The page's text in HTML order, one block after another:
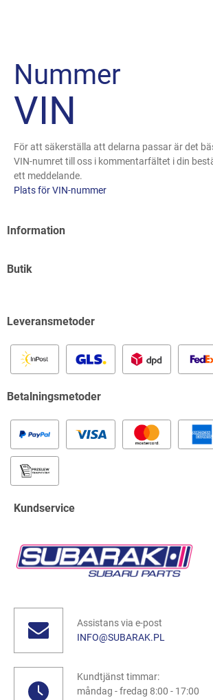
Nummer
VIN
För att säkerställa att delarna passar är det
VIN-numret till oss i kommentarfältet i din
ett meddelande.
Plats för VIN-nummer
Information
Butik
Leveransmetoder
Betalningsmetoder
Kundservice
Assistans via e-post
INFO@SUBARAK.PL
Kundtjänst timmar:
måndag - fredag 8:00 - 17:00